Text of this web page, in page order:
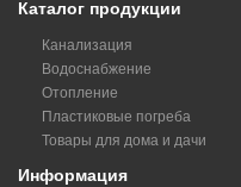
Каталог продукции
Канализация
Водоснабжение
Отопление
Пластиковые погреба
Товары для дома и дачи
Информация